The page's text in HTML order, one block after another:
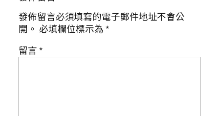
發佈留言必須填寫的電子郵件地址不會公
開。 必填欄位標示為*
留言*